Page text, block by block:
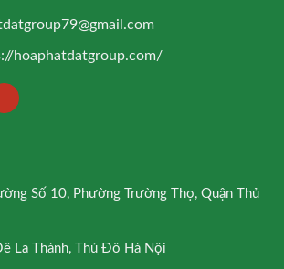
hoaphatdatgroup.com/
Số 10, Phường Trường Thọ, Quận Thủ
La Thành, Thủ Đô Hà Nội